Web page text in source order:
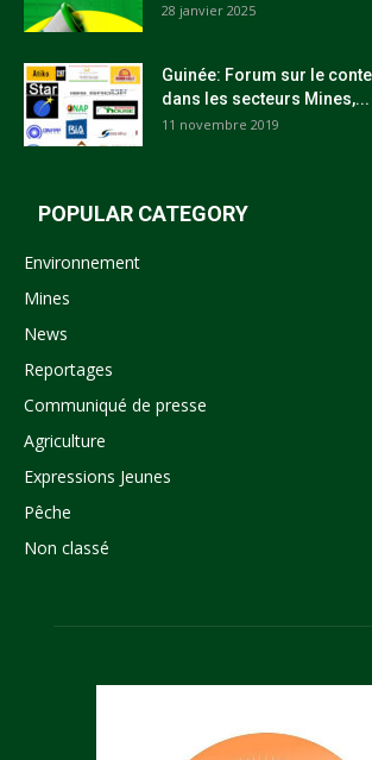
28 janvier 2025
Guinée: Forum sur le
dans les secteurs Mines,...
11 novembre 2019
POPULAR CATEGORY
Environnement
Mines
News
Reportages
Communiqué de presse
Agriculture
Expressions Jeunes
Pêche
Non classé